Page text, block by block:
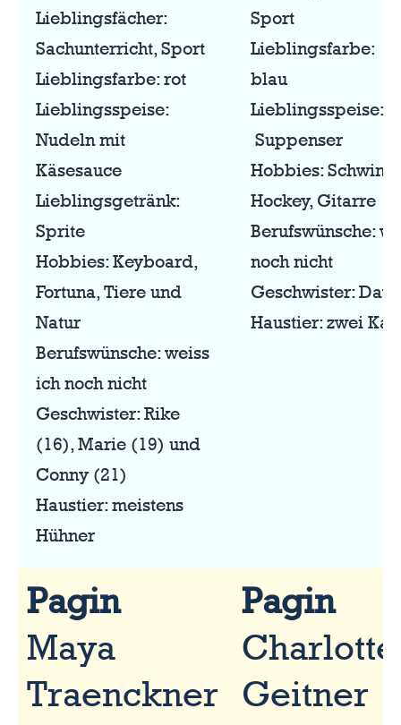
Lieblingsfächer:
Sachunterricht, Sport
Lieblingsfarbe: rot
Lieblingsspeise:
Nudeln mit
Käsesauce
Lieblingsgetränk:
Sprite
Hobbies: Keyboard,
Fortuna, Tiere und
Natur
Berufswünsche: weiss
ich noch nicht
Geschwister: Rike
(16), Marie (19) und
Conny (21)
Haustier: meistens
Hühner
Sport
Lieblingsfarbe:
blau
Lieblingsspeise:
Suppenser
Hobbies:
Hockey, Gitarre
Berufswünsche:
noch nicht
Geschwister:
Haustier: zwei
Pagin
Maya
Traenckner
Pagin
Charlotte
Geitner